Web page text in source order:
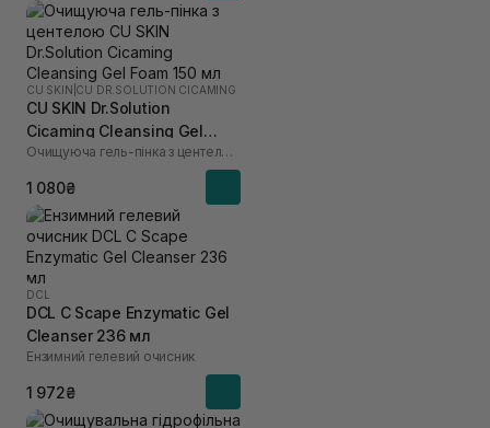
CU SKIN CU DR.SOLUTION CICAMING
CU SKIN Dr.Solution
Cicaming Cleansing Gel
Foam 150 мл
Очищуюча гель-пінка з центелою
1 080₴
DCL
DCL C Scape Enzymatic Gel
Cleanser 236 мл
Ензимний гелевий очисник
1 972₴